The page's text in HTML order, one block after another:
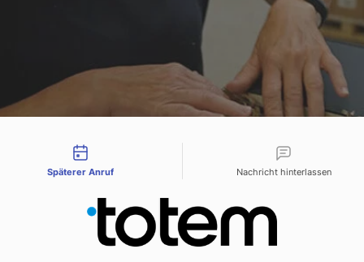
Späterer Anruf Nachricht hinterlassen